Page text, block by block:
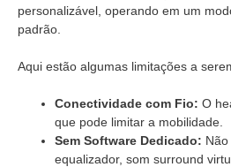
personalizável, operando em um
padrão.
Aqui estão algumas limitações a
Conectividade com Fio: O
que pode limitar a mobilidade.
Sem Software Dedicado:
equalizador, som surround